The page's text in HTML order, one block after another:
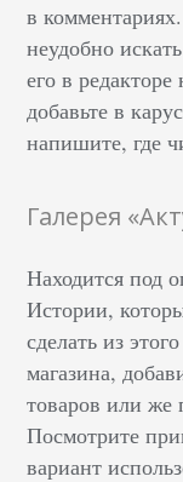
в
неудобно
его в
добавьте в
напишите, где
Галерея
Находится под
Истории,
сделать из
магазина,
товаров или же
Посмотрите
вариант